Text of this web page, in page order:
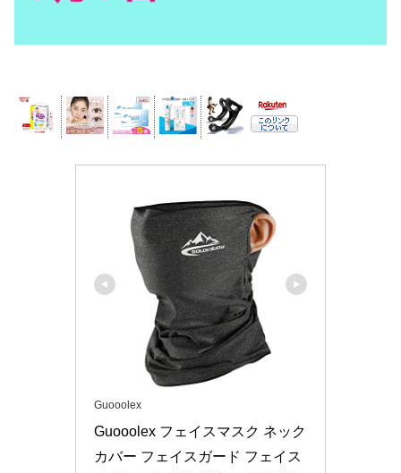
Guooolex
Guooolex フェイスマスク ネック
カバー フェイスガード フェイス